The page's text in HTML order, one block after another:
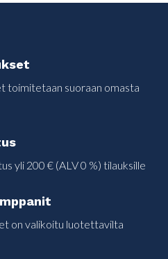
toimitetaan suoraan omasta
yli 200 € (ALV 0 %) tilauksille
on valikoitu luotettavilta